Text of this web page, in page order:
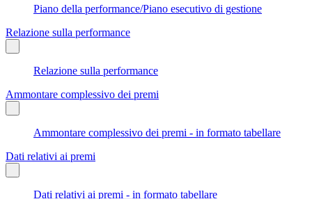
Piano della performance/Piano esecutivo di gestione
Relazione sulla performance
Relazione sulla performance
Ammontare complessivo dei premi
Ammontare complessivo dei premi - in formato tabellare
Dati relativi ai premi
Dati relativi ai premi - in formato tabellare